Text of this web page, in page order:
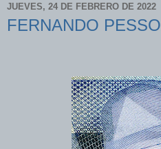
JUEVES, 24 DE FEBRERO DE 2022
FERNANDO